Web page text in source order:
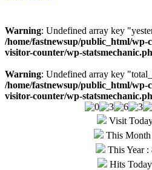
Warning: Undefined array key
/home/fastnewsup/public_html/wp-
visitor-counter/wp-
Warning: Undefined array key
/home/fastnewsup/public_html/wp-
visitor-counter/wp-
Visit
This
This Year :
Hits